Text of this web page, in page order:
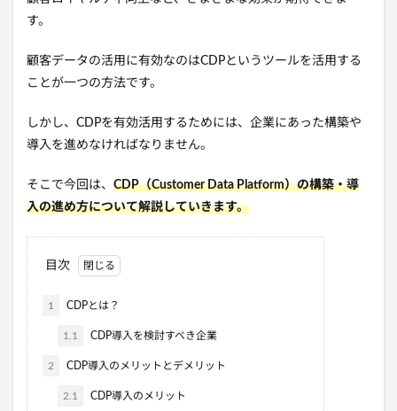
す。
顧客データの活用に有効なのはCDPというツールを活用する
ことが一つの方法です。
しかし、CDPを有効活用するためには、企業にあった構築や
導入を進めなければなりません。
そこで今回は、 CDP（Customer Data Platform）の構築・導
入の進め方について解説していきます。
目次
1 CDPとは？
1.1 CDP導入を検討すべき企業
2 CDP導入のメリットとデメリット
2.1 CDP導入のメリット